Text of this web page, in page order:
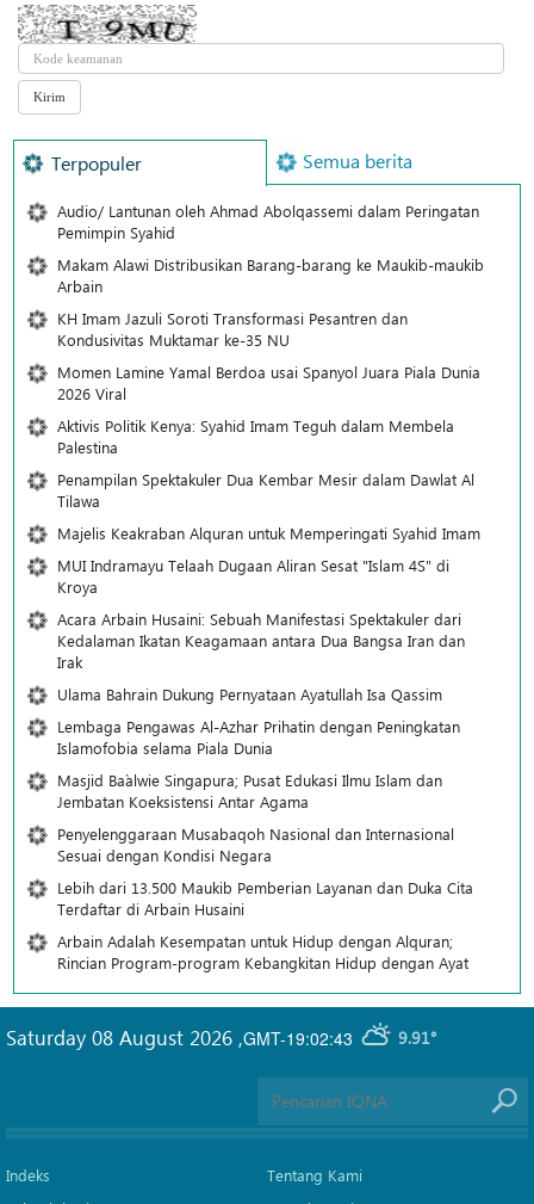
Terpopuler Semua berita
Audio/ Lantunan oleh Ahmad Abolqassemi dalam Peringatan
Pemimpin Syahid
Makam Alawi Distribusikan Barang-barang ke Maukib-maukib
Arbain
KH Imam Jazuli Soroti Transformasi Pesantren dan
Kondusivitas Muktamar ke-35 NU
Momen Lamine Yamal Berdoa usai Spanyol Juara Piala Dunia
2026 Viral
Aktivis Politik Kenya: Syahid Imam Teguh dalam Membela
Palestina
Penampilan Spektakuler Dua Kembar Mesir dalam Dawlat Al
Tilawa
Majelis Keakraban Alquran untuk Memperingati Syahid Imam
MUI Indramayu Telaah Dugaan Aliran Sesat "Islam 4S" di
Kroya
Acara Arbain Husaini: Sebuah Manifestasi Spektakuler dari
Kedalaman Ikatan Keagamaan antara Dua Bangsa Iran dan
Irak
Ulama Bahrain Dukung Pernyataan Ayatullah Isa Qassim
Lembaga Pengawas Al-Azhar Prihatin dengan Peningkatan
Islamofobia selama Piala Dunia
Masjid Ba`alwie Singapura; Pusat Edukasi Ilmu Islam dan
Jembatan Koeksistensi Antar Agama
Penyelenggaraan Musabaqoh Nasional dan Internasional
Sesuai dengan Kondisi Negara
Lebih dari 13.500 Maukib Pemberian Layanan dan Duka Cita
Terdaftar di Arbain Husaini
Arbain Adalah Kesempatan untuk Hidup dengan Alquran;
Rincian Program-program Kebangkitan Hidup dengan Ayat
GMT-19:02:43 9.91°
Saturday 08 August 2026 ,
Indeks
Tentang Kami